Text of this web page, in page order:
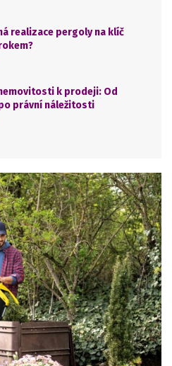
realizace pergoly na klíč
k prodeji: Od
právní náležitosti